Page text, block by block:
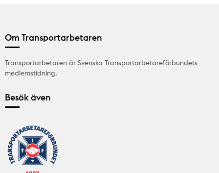
Om Transportarbetaren
Transportarbetaren är Svenska Transportarbetareförbundets
medlemstidning.
Besök även